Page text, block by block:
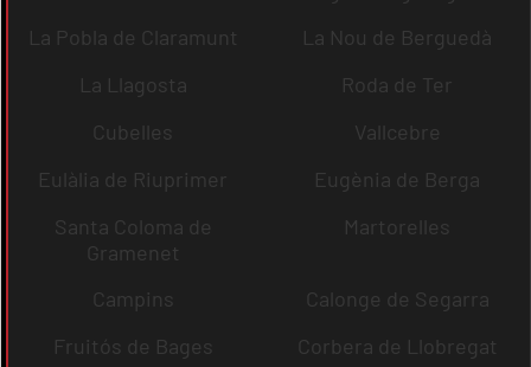
La Pobla de Claramunt
La Nou de Berguedà
La Llagosta
Roda de Ter
Cubelles
Vallcebre
Eulàlia de Riuprimer
Eugènia de Berga
Santa Coloma de
Gramenet
Martorelles
Campins
Calonge de Segarra
Fruitós de Bages
Corbera de Llobregat